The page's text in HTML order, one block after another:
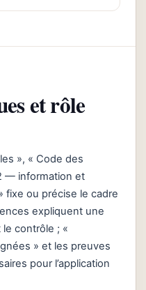
et rôle
», « Code des
— information et
fixe ou précise le cadre
expliquent une
contrôle ; «
» et les preuves
pour l’application